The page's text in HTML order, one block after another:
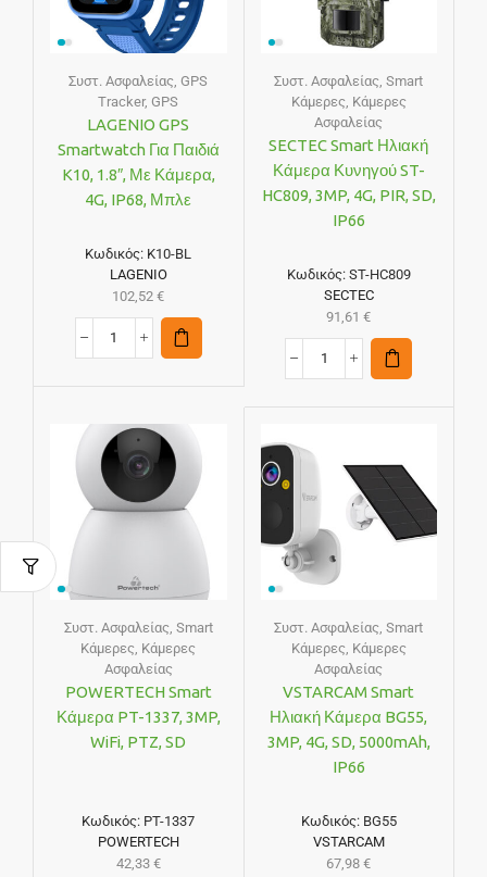
Συστ. Ασφαλείας,GPS
Tracker,GPS
LAGENIO GPS
Smartwatch Για Παιδιά
K10, 1.8″, Με Κάμερα,
4G, IP68, Μπλε
Κωδικός: K10-BL
LAGENIO
102,52€
Συστ. Ασφαλείας,Smart
Κάμερες, Κάμερες
Ασφαλείας
SECTEC Smart Ηλιακή
Κάμερα Κυνηγού ST-
HC809, 3MP, 4G, PIR, SD,
IP66
Κωδικός: ST-HC809
SECTEC
91,61€
Συστ. Ασφαλείας, Smart
Κάμερες, Κάμερες
Ασφαλείας
POWERTECH Smart
Κάμερα PT-1337, 3MP,
WiFi, PTZ, SD
Κωδικός: PT-1337
POWERTECH
42,33 €
Συστ. Ασφαλείας,Smart
Κάμερες, Κάμερες
Ασφαλείας
VSTARCAM Smart
Ηλιακή Κάμερα BG55,
3MP, 4G, SD, 5000mAh,
IP66
Κωδικός: BG55
VSTARCAM
67,98€